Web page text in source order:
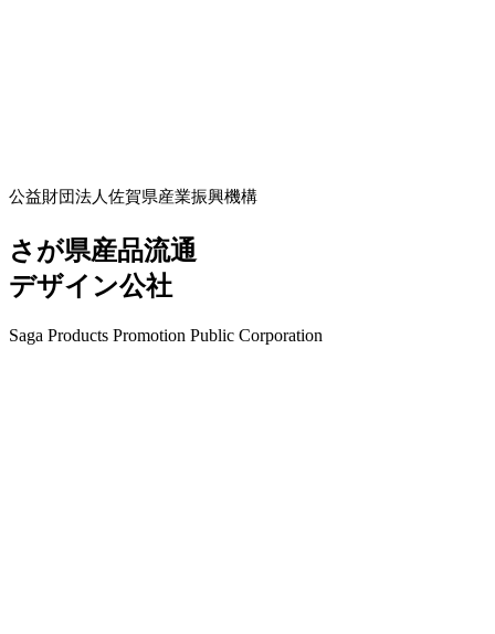
公益財団法人佐賀県産業振興機構
さが県産品流通
デザイン公社
Saga Products Promotion Public Corporation